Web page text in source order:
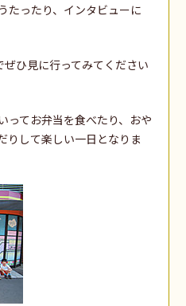
たったり、インタビューに
ひ見に行ってみてください
ってお弁当を食べたり、おや
りして楽しい一日となりま